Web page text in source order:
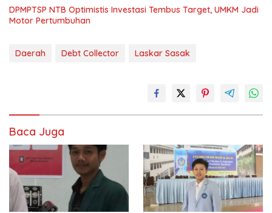
DPMPTSP NTB Optimistis Investasi Tembus Target, UMKM Jadi
Motor Pertumbuhan
Daerah Debt Collector Laskar Sasak
Baca Juga